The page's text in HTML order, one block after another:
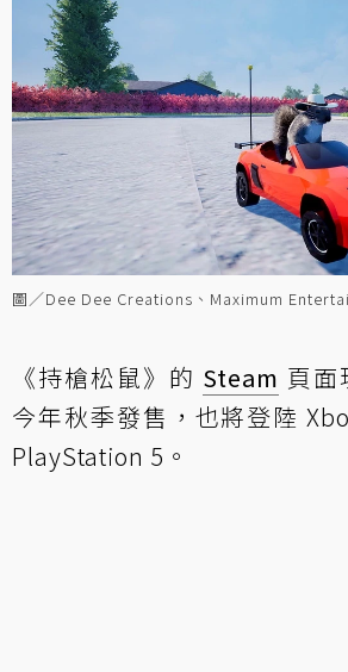
圖／Dee Dee Creations、Maximum
《持槍松鼠》的 Steam 頁面
今年秋季發售，也將登陸
PlayStation 5。